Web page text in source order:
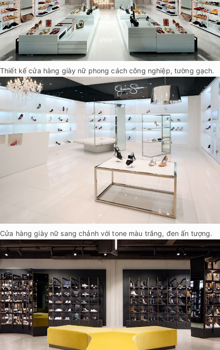
Thiết kế cửa hàng giày nữ phong cách công nghiệp, tường gạch.
Cửa hàng giày nữ sang chảnh với tone màu trắng, đen ấn tượng.